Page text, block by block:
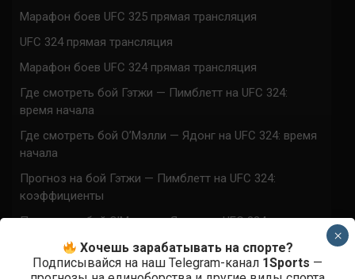
Марафон боев UFC 325 прямая трансляция
UFC 324 прямая трансляция
Марафон боев UFC 324 прямая трансляция
Где смотреть бой Гэтжи — Пимблетт на UFC 324:
время начала
Где смотреть бой О’Мэлли — Ядонг на UFC 324: время
начала
Прогноз на бой Гэтжи — Пимблетт на UFC 324:
коэффициенты
Прогноз на бой О’Мэлли — Ядонг на UFC 324:
коэффициенты
Где смотреть бой Кортес-Акоста — Льюис на UFC 324:
Хочешь зарабатывать на спорте?
Подписывайся на наш Telegram-канал 1Sports —
×